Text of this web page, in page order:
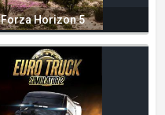
Forza Horizon 5